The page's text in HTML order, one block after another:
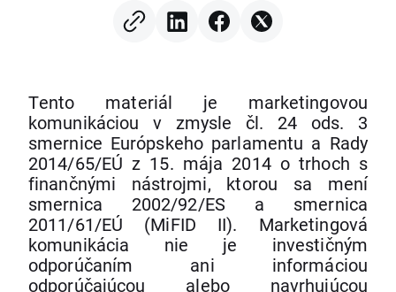
Tento materiál je marketingovou
komunikáciou v zmysle čl. 24 ods. 3
smernice Európskeho parlamentu a Rady
2014/65/EÚ z 15. mája 2014 o trhoch s
finančnými nástrojmi, ktorou sa mení
smernica 2002/92/ES a smernica
2011/61/EÚ (MiFID II). Marketingová
komunikácia nie je investičným
odporúčaním ani informáciou
odporúčajúcou alebo navrhujúcou